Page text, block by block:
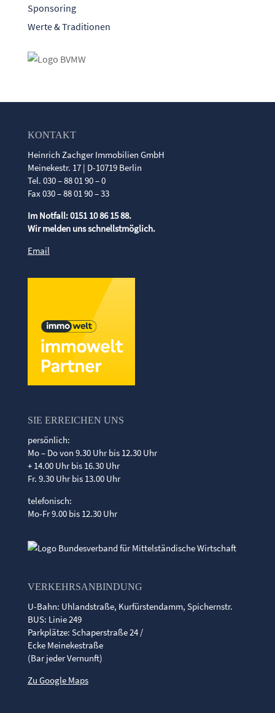
Sponsoring
Werte & Traditionen
KONTAKT
Heinrich Zachger Immobilien GmbH
Meinekestr. 17 | D-10719 Berlin
Tel. 030 – 88 01 90 – 0
Fax 030 – 88 01 90 – 33
Im Notfall: 0151 10 86 15 88.
Wir melden uns schnellstmöglich.
Email
SIE ERREICHEN UNS
persönlich:
Mo – Do von 9.30 Uhr bis 12.30 Uhr
+ 14.00 Uhr bis 16.30 Uhr
Fr. 9.30 Uhr bis 13.00 Uhr
telefonisch:
Mo-Fr 9.00 bis 12.30 Uhr
VERKEHRSANBINDUNG
U-Bahn: Uhlandstraße, Kurfürstendamm, Spichernstr.
BUS: Linie 249
Parkplätze: Schaperstraße 24 /
Ecke Meinekestraße
(Bar jeder Vernunft)
Zu Google Maps